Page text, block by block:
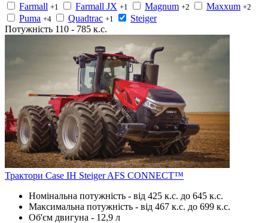
Farmall +1 Farmall JX +1 Magnum +2 Maxxum +2
Puma +4 Quadtrac +1
Steiger
Потужність 110 - 785 к.с.
Трактори Case IH Steiger AFS CONNECT™
Номінальна потужність - від 425 к.с. до 645 к.с.
Максимальна потужність - від 467 к.с. до 699 к.с.
Об'єм двигуна - 12,9 л